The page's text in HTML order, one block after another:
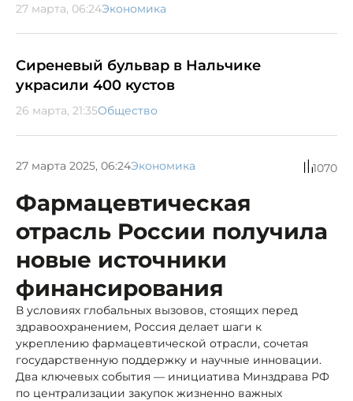
27 марта, 06:24Экономика
Сиреневый бульвар в Нальчике
украсили 400 кустов
26 марта, 21:35Общество
27 марта 2025, 06:24Экономика 1070
Фармацевтическая
отрасль России получила
новые источники
финансирования
В условиях глобальных вызовов, стоящих перед
здравоохранением, Россия делает шаги к
укреплению фармацевтической отрасли, сочетая
государственную поддержку и научные инновации.
Два ключевых события — инициатива Минздрава РФ
по централизации закупок жизненно важных